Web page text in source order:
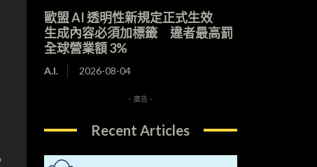
歐盟 AI 透明性新規定正式生效
生成內容必須加標籤 違者最高罰
全球營業額 3%
A.I. 2026-08-04
- 廣告 -
Recent Articles